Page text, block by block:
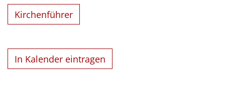
Kirchenführer
In Kalender eintragen